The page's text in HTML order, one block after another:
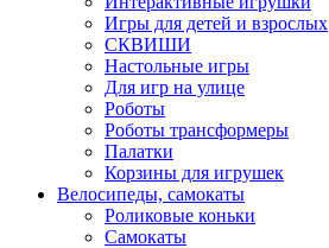
Игры для детей и взрослых
СКВИШИ
Настольные игры
Для игр на улице
Роботы
Роботы трансформеры
Палатки
Корзины для игрушек
Велосипеды, самокаты
Роликовые коньки
Самокаты